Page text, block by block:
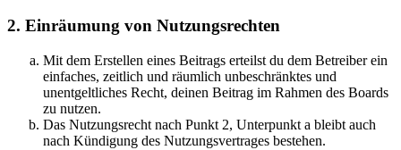
2. Einräumung von Nutzungsrechten
Mit dem Erstellen eines Beitrags erteilst du dem Betreiber ein
einfaches, zeitlich und räumlich unbeschränktes und
unentgeltliches Recht, deinen Beitrag im Rahmen des Boards
zu nutzen.
Das Nutzungsrecht nach Punkt 2, Unterpunkt a bleibt auch
nach Kündigung des Nutzungsvertrages bestehen.